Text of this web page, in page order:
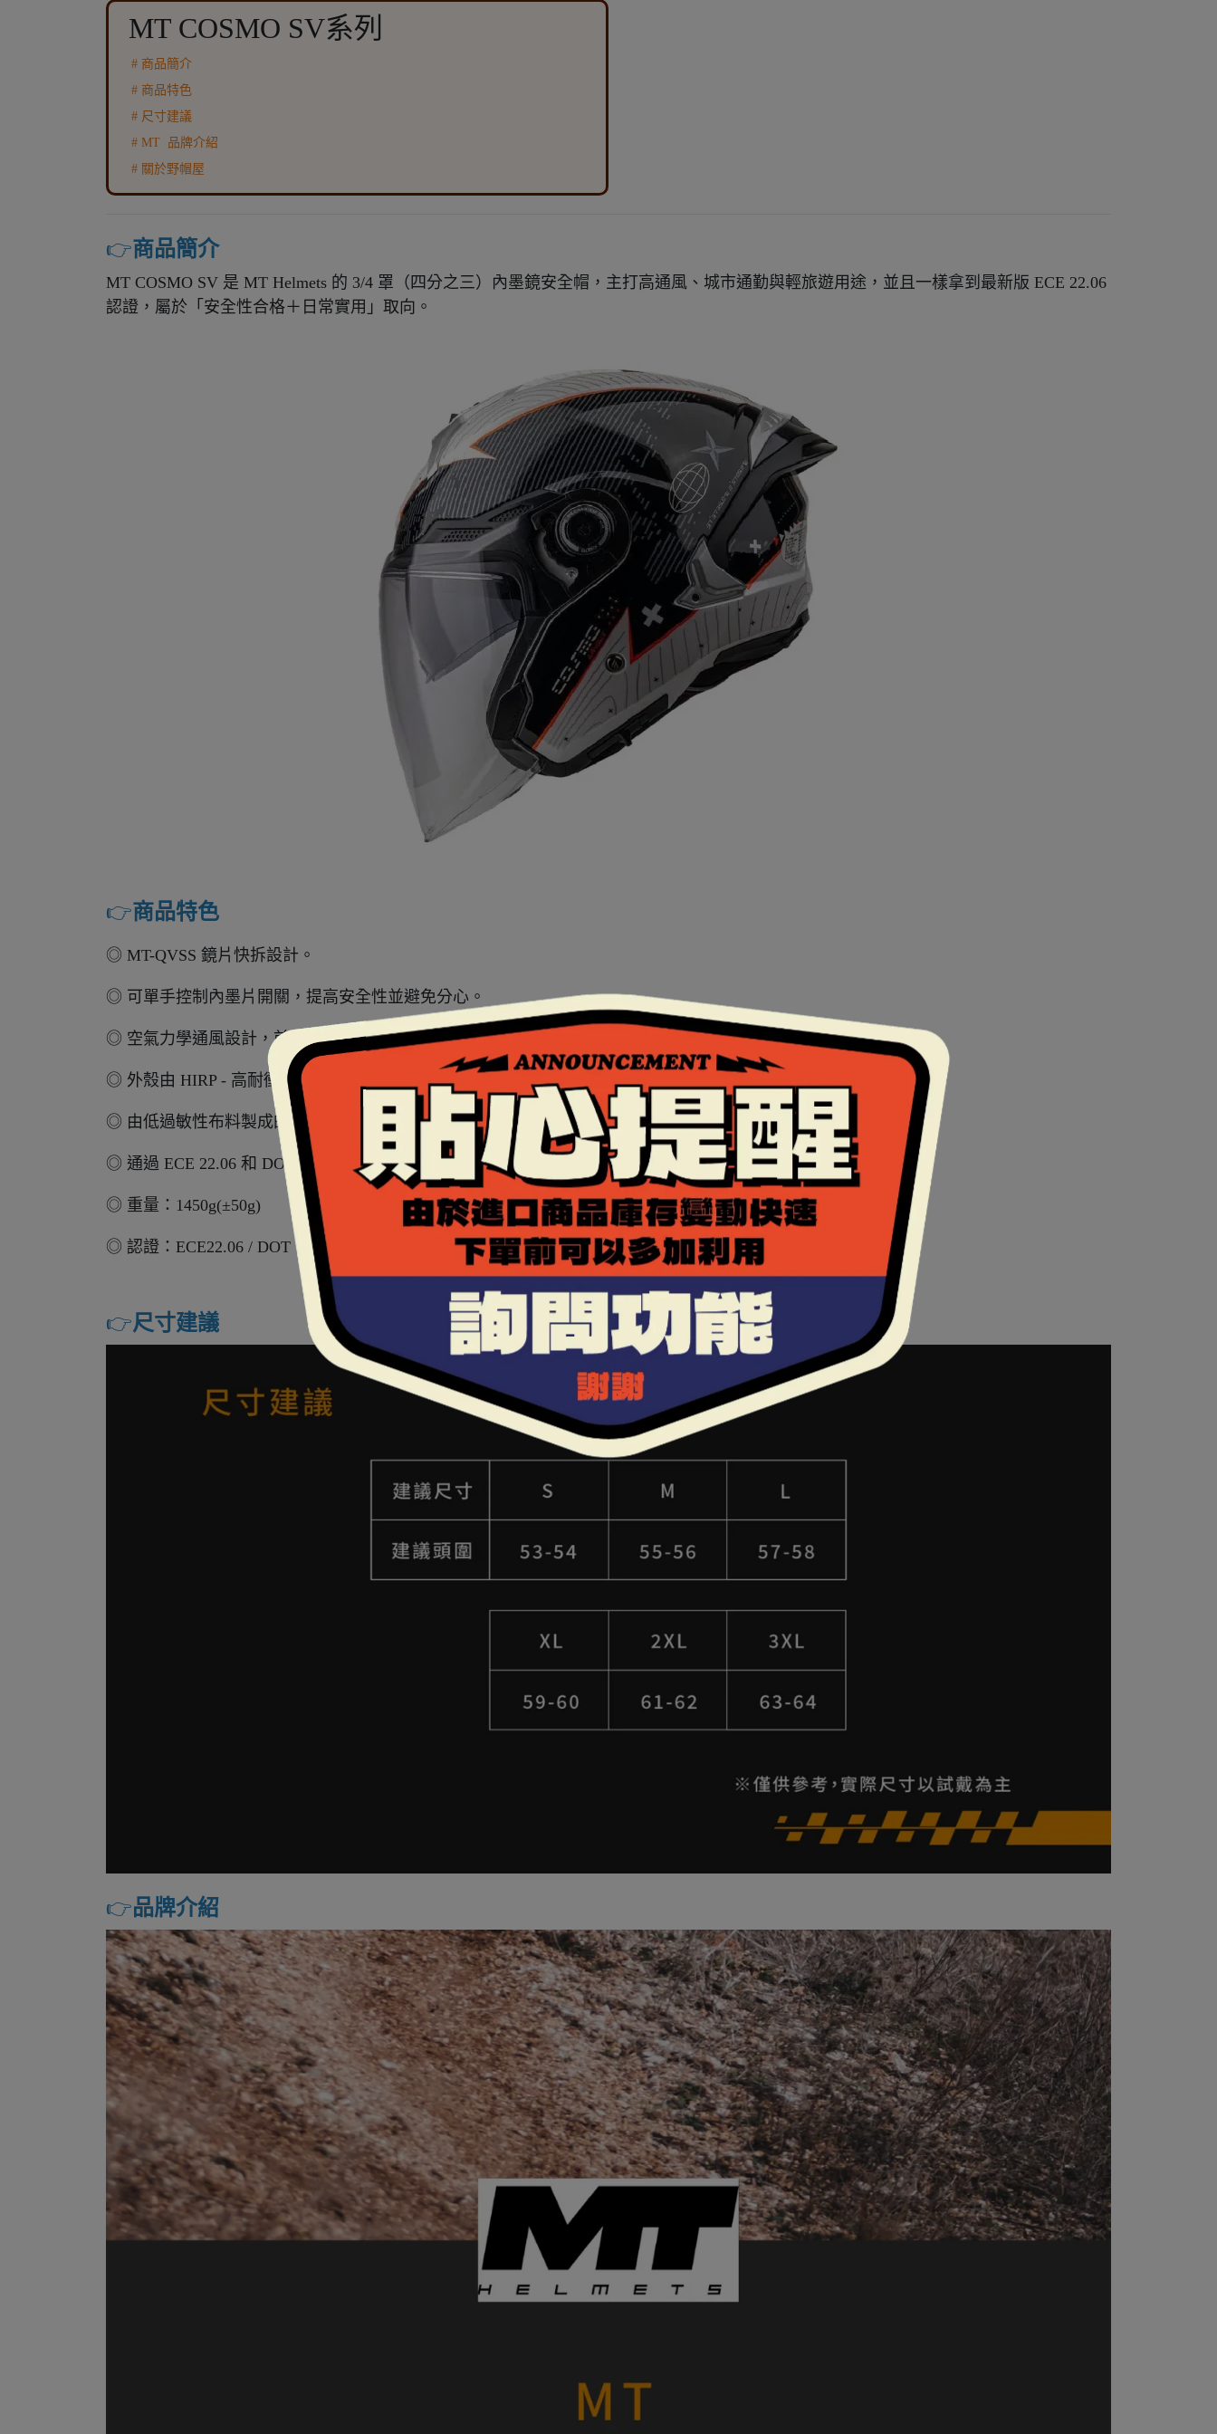
MT COSMO SV系列
# 商品簡介
# 商品特色
# 尺寸建議
# MT 品牌介紹
# 關於野帽屋
👉️商品簡介
MT COSMO SV 是 MT Helmets 的 3/4 罩（四分之三）內墨鏡安全帽，主打高通風、城市通勤與輕旅遊用途，並且一樣拿到最新版 ECE 22.06
認證，屬於「安全性合格＋日常實用」取向。
👉️商品特色
◎ MT-QVSS 鏡片快拆設計。
◎ 可單手控制內墨片開關，提高安全性並避免分心。
◎ 空氣力學通風設計，前方與上方進氣口，後方設有出風口。
◎ 外殼由 HIRP - 高耐衝擊聚合物製成，此材質結合了安全與重量比的最佳品質。
◎ 由低過敏性布料製成的可拆洗內襯。
◎ 通過 ECE 22.06 和 DOT 認證。
◎ 重量：1450g(±50g)
◎ 認證：ECE22.06 / DOT
👉️尺寸建議
👉️品牌介紹